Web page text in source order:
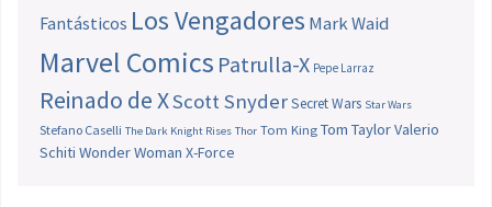
Fantásticos Los Vengadores Mark Waid
Marvel Comics Patrulla-X Pepe Larraz
Reinado de XScott SnyderSecret Wars Star Wars
Stefano Caselli The Dark Knight Rises Thor Tom King Tom TaylorValerio
Schiti Wonder Woman X-Force